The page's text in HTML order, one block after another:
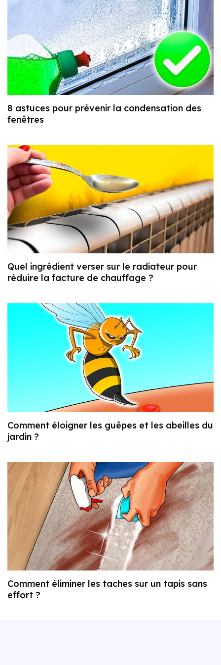
8 astuces pour prévenir la condensation des
fenêtres
Quel ingrédient verser sur le radiateur pour
réduire la facture de chauffage ?
Comment éloigner les guêpes et les abeilles du
jardin ?
Comment éliminer les taches sur un tapis sans
effort ?